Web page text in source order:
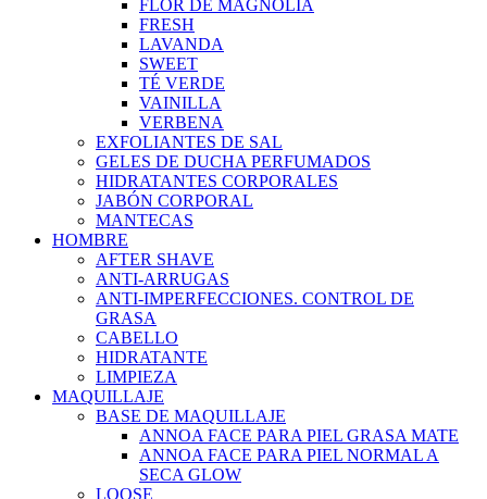
FLOR DE MAGNOLIA
FRESH
LAVANDA
SWEET
TÉ VERDE
VAINILLA
VERBENA
EXFOLIANTES DE SAL
GELES DE DUCHA PERFUMADOS
HIDRATANTES CORPORALES
JABÓN CORPORAL
MANTECAS
HOMBRE
AFTER SHAVE
ANTI-ARRUGAS
ANTI-IMPERFECCIONES. CONTROL DE
GRASA
CABELLO
HIDRATANTE
LIMPIEZA
MAQUILLAJE
BASE DE MAQUILLAJE
ANNOA FACE PARA PIEL GRASA MATE
ANNOA FACE PARA PIEL NORMAL A
SECA GLOW
LOOSE